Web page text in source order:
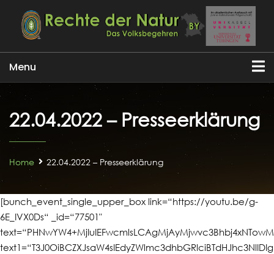
Menu
22.04.2022 – Presseerklärung
Home 22.04.2022 – Presseerklärung
[bunch_event_single_upper_box link=“https://youtu.be/g-
6E_IVX0Ds“ _id=“77501"